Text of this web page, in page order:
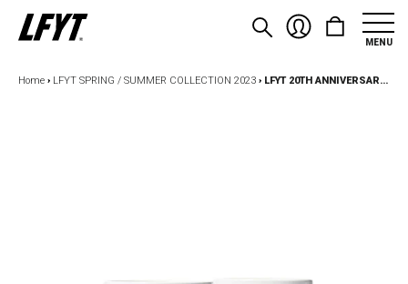
MENU
Home › LFYT SPRING / SUMMER COLLECTION 2023 › LFYT 20TH ANNIVERSARY EMBLEM MUG LS232301